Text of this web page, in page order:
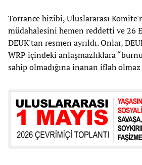
Torrance hizibi, Uluslararası
müdahalesini hemen reddetti ve 26
DEUK'tan resmen ayrıldı. Onlar,
WRP içindeki anlaşmazlıklara
sahip olmadığına inanan iflah olmaz